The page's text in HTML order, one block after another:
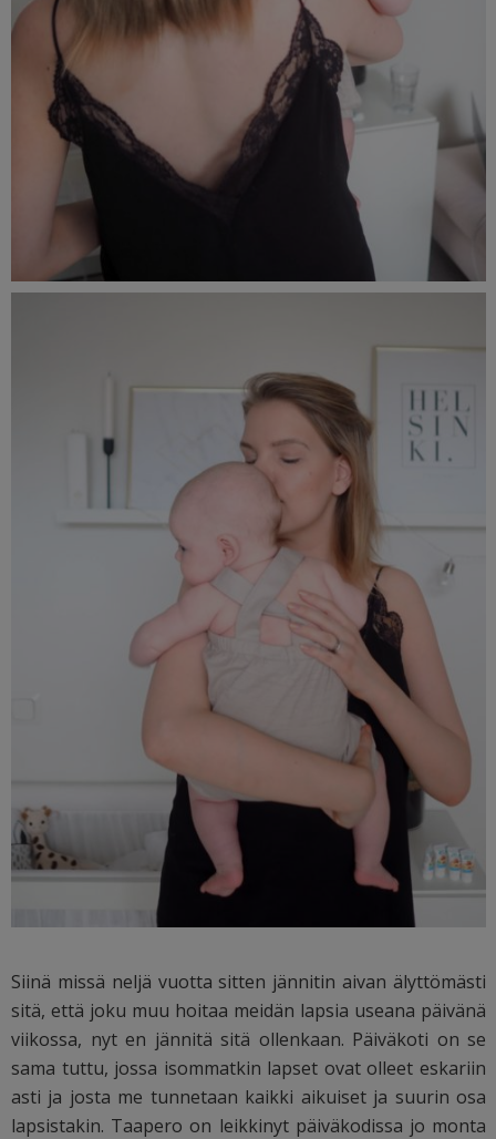
Siinä missä neljä vuotta sitten jännitin aivan älyttömästi
sitä, että joku muu hoitaa meidän lapsia useana päivänä
viikossa, nyt en jännitä sitä ollenkaan. Päiväkoti on se
sama tuttu, jossa isommatkin lapset ovat olleet eskariin
asti ja josta me tunnetaan kaikki aikuiset ja suurin osa
lapsistakin. Taapero on leikkinyt päiväkodissa jo monta